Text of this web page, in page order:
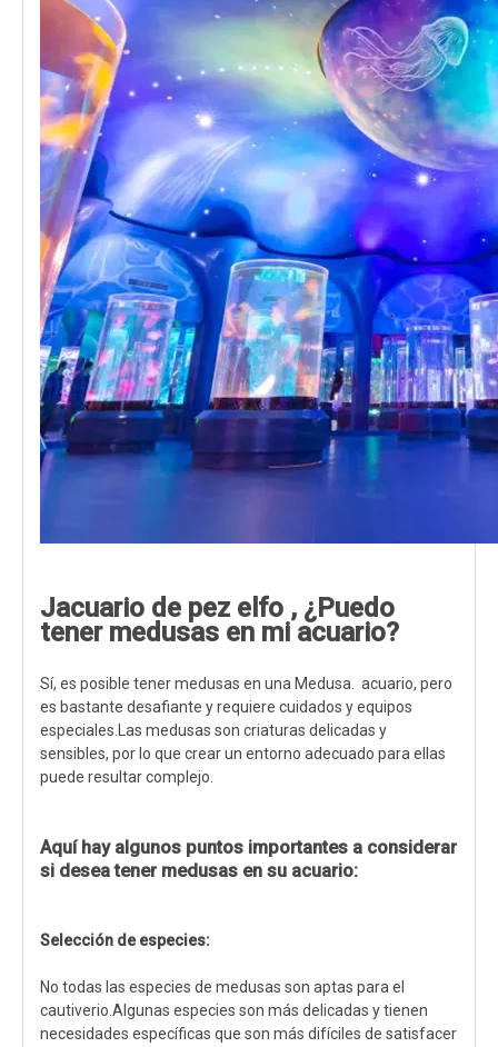
Jacuario de pez elfo , ¿Puedo
tener medusas en mi acuario?
Sí, es posible tener medusas en una Medusa. acuario, pero
es bastante desafiante y requiere cuidados y equipos
especiales.Las medusas son criaturas delicadas y
sensibles, por lo que crear un entorno adecuado para ellas
puede resultar complejo.
Aquí hay algunos puntos importantes a considerar
si desea tener medusas en su acuario:
Selección de especies:
No todas las especies de medusas son aptas para el
cautiverio.Algunas especies son más delicadas y tienen
necesidades específicas que son más difíciles de satisfacer